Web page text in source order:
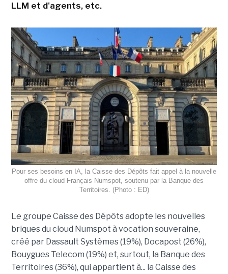
LLM et d'agents, etc.
Pour ses besoins en IA, la Caisse des Dépôts fait appel à la nouvelle
offre du cloud Français Numspot, soutenu par la Banque des
Territoires. (Photo : ED)
Le groupe Caisse des Dépôts adopte les nouvelles
briques du cloud Numspot à vocation souveraine,
créé par Dassault Systèmes (19%), Docapost (26%),
Bouygues Telecom (19%) et, surtout, la Banque des
Territoires (36%), qui appartient à... la Caisse des